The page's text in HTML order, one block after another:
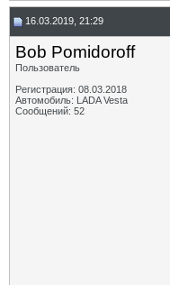
16.03.2019, 21:29
Bob Pomidoroff
Пользователь
Регистрация: 08.03.2018
Автомобиль: LADA Vesta
Сообщений: 52